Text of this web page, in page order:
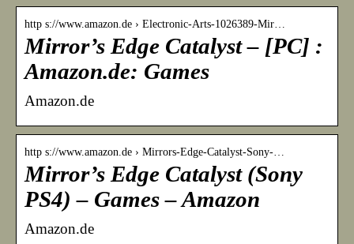
http s://www.amazon.de › Electronic-Arts-1026389-Mir…
Mirror’s Edge Catalyst – [PC] :
Amazon.de: Games
Amazon.de
http s://www.amazon.de › Mirrors-Edge-Catalyst-Sony-…
Mirror’s Edge Catalyst (Sony
PS4) – Games – Amazon
Amazon.de